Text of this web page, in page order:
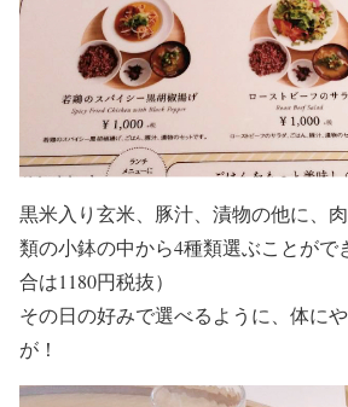
黒米入り玄米、豚汁、漬物の他に、
類の小鉢の中から4種類選ぶことがで
合は1180円税抜）
その日の好みで選べるように、体に
が！